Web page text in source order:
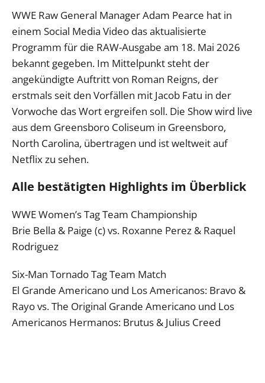
WWE Raw General Manager Adam Pearce hat in
einem Social Media Video das aktualisierte
Programm für die RAW-Ausgabe am 18. Mai 2026
bekannt gegeben. Im Mittelpunkt steht der
angekündigte Auftritt von Roman Reigns, der
erstmals seit den Vorfällen mit Jacob Fatu in der
Vorwoche das Wort ergreifen soll. Die Show wird live
aus dem Greensboro Coliseum in Greensboro,
North Carolina, übertragen und ist weltweit auf
Netflix zu sehen.
Alle bestätigten Highlights im Überblick
WWE Women’s Tag Team Championship
Brie Bella & Paige (c) vs. Roxanne Perez & Raquel
Rodriguez
Six-Man Tornado Tag Team Match
El Grande Americano und Los Americanos: Bravo &
Rayo vs. The Original Grande Americano und Los
Americanos Hermanos: Brutus & Julius Creed